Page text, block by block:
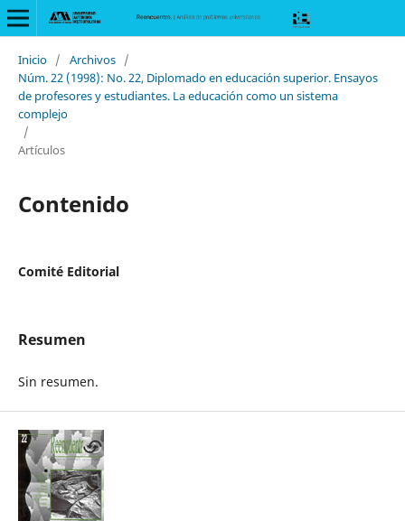
Inicio / Archivos /
Núm. 22 (1998): No. 22, Diplomado en educación superior. Ensayos
de profesores y estudiantes. La educación como un sistema
complejo
/
Artículos
Contenido
Comité Editorial
Resumen
Sin resumen.